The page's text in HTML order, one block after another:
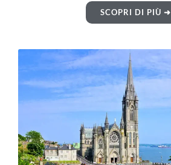
SCOPRI DI PIÙ ➜